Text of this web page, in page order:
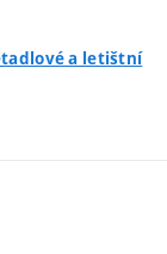
a letištní